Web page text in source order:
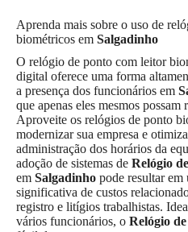
Aprenda mais sobre o uso de
biométricos em Salgadinho
O relógio de ponto com leitor
digital oferece uma forma
a presença dos funcionários em
que apenas eles mesmos possam
Aproveite os relógios de ponto
modernizar sua empresa e
administração dos horários da
adoção de sistemas de Relógio
em Salgadinho pode resultar em
significativa de custos
registro e litígios trabalhistas.
vários funcionários, o Relógio